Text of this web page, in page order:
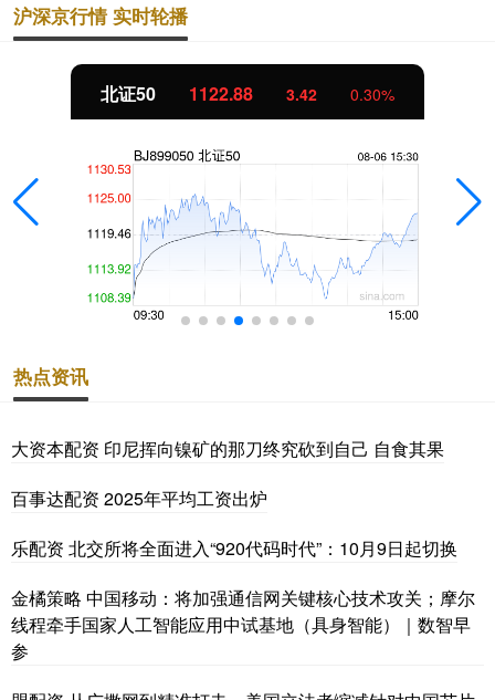
沪深京行情 实时轮播
1122.88 3.42 0.30%
热点资讯
大资本配资 印尼挥向镍矿的那刀终究砍到自己 自食其果
百事达配资 2025年平均工资出炉
乐配资 北交所将全面进入“920代码时代”：10月9日起切换
金橘策略 中国移动：将加强通信网关键核心技术攻关；摩尔
线程牵手国家人工智能应用中试基地（具身智能）｜数智早
参